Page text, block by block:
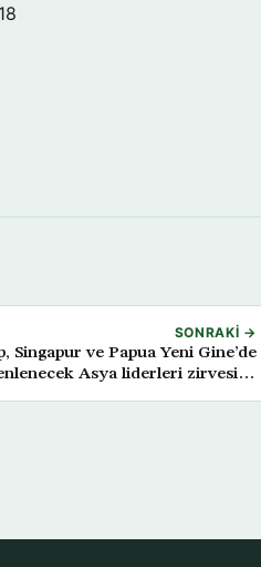
SONRAKI →
Singapur ve Papua Yeni Gine’de
Asya liderleri zirvesine